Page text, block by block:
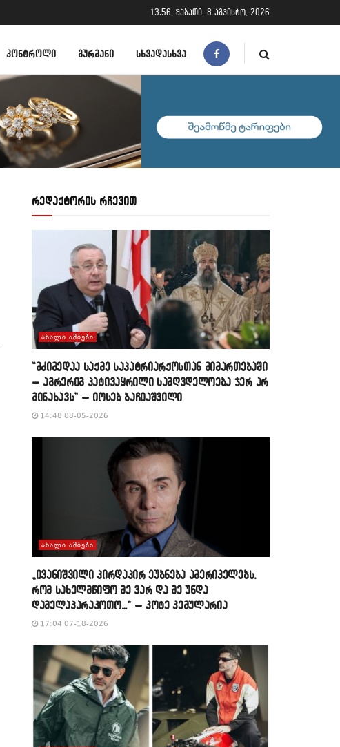
13:56, შაბათი, 8 აგვისტო, 2026
ᲙᲝᲜᲢᲠᲝᲚᲘ ᲒᲣᲠᲛᲐᲜᲘ ᲡᲮᲕᲐᲓᲐᲡᲮᲕᲐ
რედაქტორის რჩევით
ᲐᲮᲐᲚᲘ ᲐᲛᲑᲔᲑᲘ
“მძიმედაა საქმე საპატრიარქოსთან მიმართებაში
– აგრერიგ პატივაყრილი სამღვდელოება ჯერ არ
მინახავს” – იოსებ ბაჩიაშვილი
14:48 08-05-2026
ᲐᲮᲐᲚᲘ ᲐᲛᲑᲔᲑᲘ
„ივანიშვილი პირდაპირ ეუბნება ამერიკელებს,
რომ სახელმწიფო მე ვარ და მე უნდა
დამელაპარაკოთო…“ – კოტე კემულარია
17:04 07-18-2026